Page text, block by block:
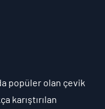
popüler olan çevik
karıştırılan